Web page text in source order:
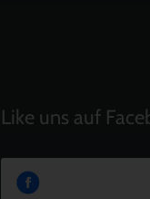
Like uns auf